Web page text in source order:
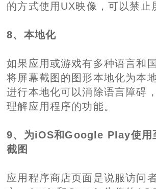
的方式使用UX映像，可以禁止
8、本地化
如果应用或游戏有多种语言和
将屏幕截图的图形本地化为本
进行本地化可以消除语言障碍
理解应用程序的功能。
9、为iOS和Google Play使用
截图
应用程序商店页面是说服访问